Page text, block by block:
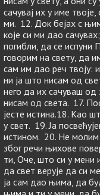
сачувај их у име
ми. 12. Док бејах с
које си ми дао
погибли, да се
говорим на свету, да
сам им дао реч твоју:
ни ја што нисам од
него да их сачуваш од
нисам од света. 17.
јесте истина.18. Као
у свет. 19. Ја
истином. 20. Не молим
због речи њихове
ти, Оче, што си у мени
да свет верује да си
ја сам дао њима, да